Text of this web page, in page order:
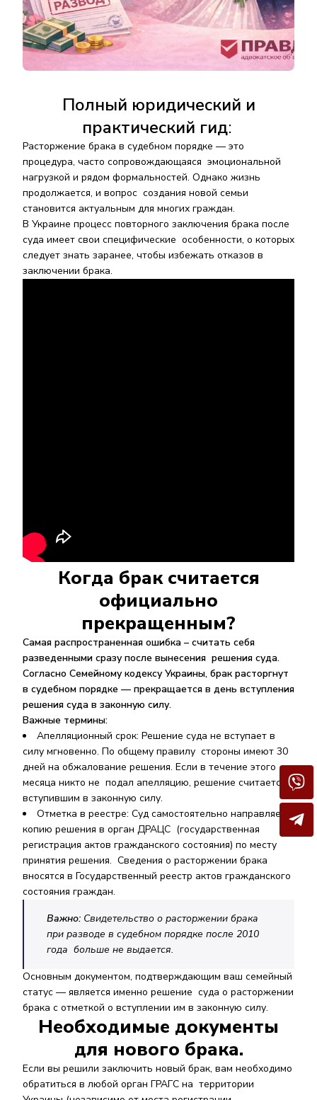
Полный юридический и
практический гид:
Расторжение брака в судебном порядке — это
процедура, часто сопровождающаяся эмоциональной
нагрузкой и рядом формальностей. Однако жизнь
продолжается, и вопрос создания новой семьи
становится актуальным для многих граждан.
В Украине процесс повторного заключения брака после
суда имеет свои специфические особенности, о которых
следует знать заранее, чтобы избежать отказов в
заключении брака.
Когда брак считается
официально
прекращенным?
Самая распространенная ошибка – считать себя
разведенными сразу после вынесения решения суда.
Согласно Семейному кодексу Украины, брак расторгнут
в судебном порядке — прекращается в день вступления
решения суда в законную силу.
Важные термины:
Апелляционный срок: Решение суда не вступает в
силу мгновенно. По общему правилу стороны имеют 30
дней на обжалование решения. Если в течение этого
месяца никто не подал апелляцию, решение считается
вступившим в законную силу.
Отметка в реестре: Суд самостоятельно направляет
копию решения в орган ДРАЦС (государственная
регистрация актов гражданского состояния) по месту
принятия решения. Сведения о расторжении брака
вносятся в Государственный реестр актов гражданского
состояния граждан.
Важно: Свидетельство о расторжении брака
при разводе в судебном порядке после 2010
года больше не выдается.
Основным документом, подтверждающим ваш семейный
статус — является именно решение суда о расторжении
брака с отметкой о вступлении им в законную силу.
Необходимые документы
для нового брака.
Если вы решили заключить новый брак, вам необходимо
обратиться в любой орган ГРАГС на территории